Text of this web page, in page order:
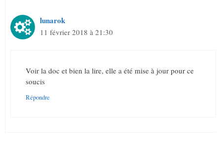
lunarok
11 février 2018 à 21:30
Voir la doc et bien la lire, elle a été mise à jour pour ce
soucis
Répondre